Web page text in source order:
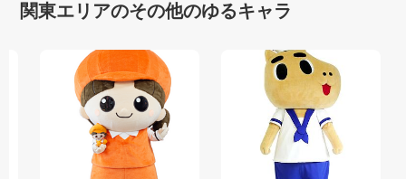
関東エリアのその他のゆるキャラ